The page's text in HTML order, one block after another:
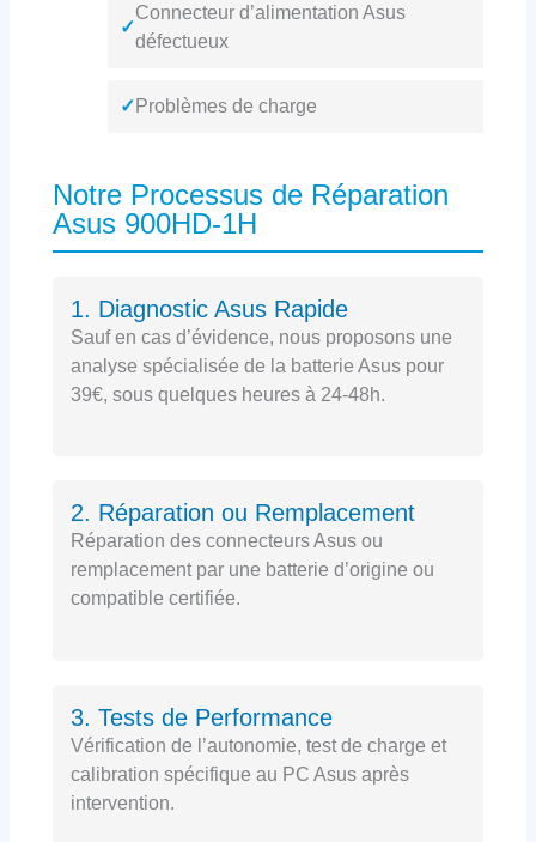
✓
Connecteur d’alimentation Asus
défectueux
✓ Problèmes de charge
Notre Processus de Réparation
Asus 900HD-1H
1. Diagnostic Asus Rapide
Sauf en cas d’évidence, nous proposons une
analyse spécialisée de la batterie Asus pour
39€, sous quelques heures à 24-48h.
2. Réparation ou Remplacement
Réparation des connecteurs Asus ou
remplacement par une batterie d’origine ou
compatible certifiée.
3. Tests de Performance
Vérification de l’autonomie, test de charge et
calibration spécifique au PC Asus après
intervention.